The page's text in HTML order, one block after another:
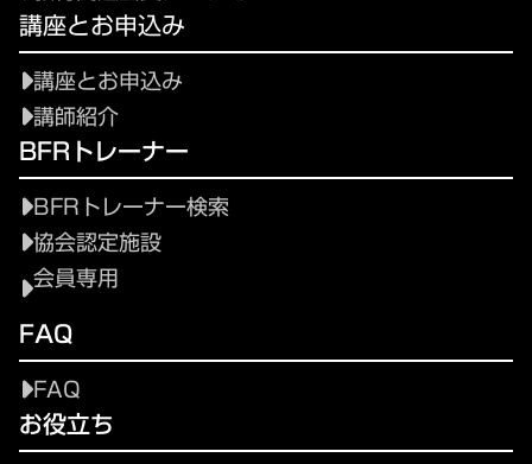
講座とお申込み
講座とお申込み
講師紹介
BFRトレーナー
BFRトレーナー検索
協会認定施設
会員専用
FAQ
FAQ
お役立ち